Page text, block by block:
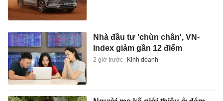
Nhà đầu tư 'chùn chân', VN-
Index giảm gần 12 điểm
2 giờ trước Kinh doanh